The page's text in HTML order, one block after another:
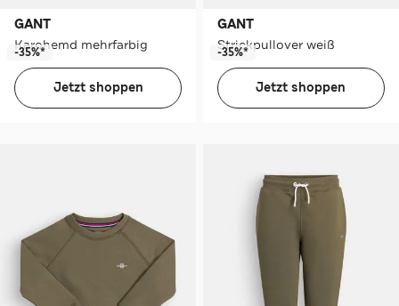
GANT
Karohemd mehrfarbig
-35%*
Jetzt shoppen
GANT
Strickpullover weiß
-35%*
Jetzt shoppen